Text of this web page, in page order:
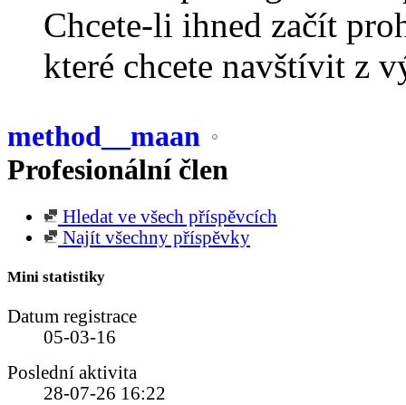
Chcete-li ihned začít
které chcete navštívit z
method__maan
Profesionální člen
Hledat ve všech příspěvcích
Najít všechny příspěvky
Mini statistiky
Datum registrace
05-03-16
Poslední aktivita
28-07-26 16:22